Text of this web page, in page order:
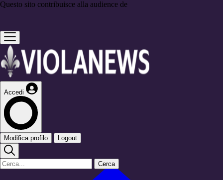
Questo sito contribuisce alla audience de
Accedi
Modifica profilo Logout
Cerca